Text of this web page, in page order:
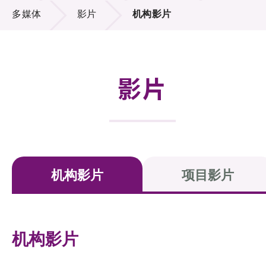
项目及资助计划
活动及消息
资讯中心
科技分享
多媒体 影片 机构影片
影片
机构影片 项目影片
机构影片